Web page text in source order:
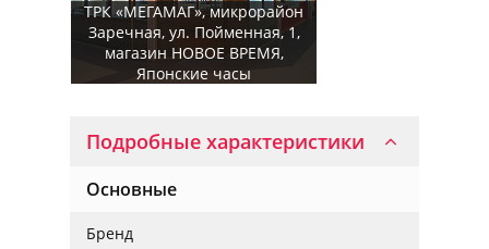
ТРК «МЕГАМАГ», микрорайон
Заречная, ул. Пойменная, 1,
магазин НОВОЕ ВРЕМЯ,
Японские часы
Подробные характеристики
Основные
Бренд